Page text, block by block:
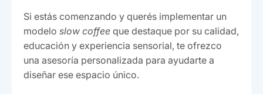
Si estás comenzando y querés implementar un
modelo slow coffee que destaque por su calidad,
educación y experiencia sensorial, te ofrezco
una asesoría personalizada para ayudarte a
diseñar ese espacio único.